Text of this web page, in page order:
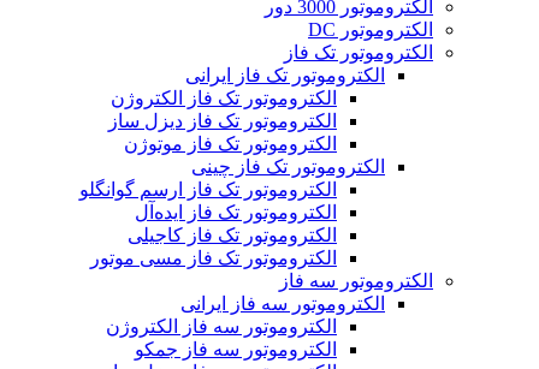
الکتروموتور 3000 دور
الکتروموتور DC
الکتروموتور تک فاز
الکتروموتور تک فاز ایرانی
الکتروموتور تک فاز الکتروژن
الکتروموتور تک فاز دیزل ساز
الکتروموتور تک فاز موتوژن
الکتروموتور تک فاز چینی
الکتروموتور تک فاز ارسم گوانگلو
الکتروموتور تک فاز ایده‌آل
الکتروموتور تک فاز کاجیلی
الکتروموتور تک فاز مسی موتور
الکتروموتور سه فاز
الکتروموتور سه فاز ایرانی
الکتروموتور سه فاز الکتروژن
الکتروموتور سه فاز جمکو